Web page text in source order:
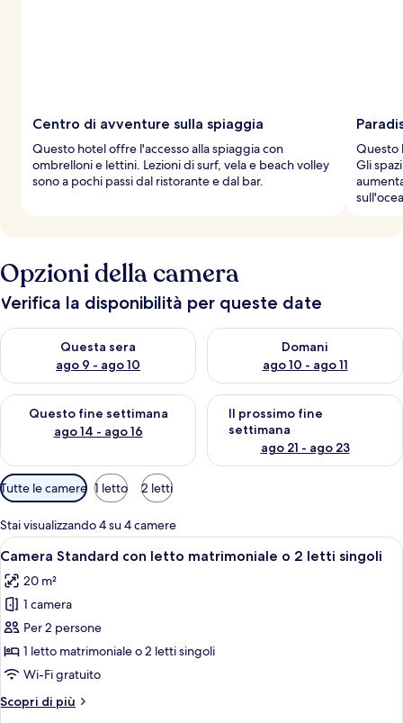
Centro di avventure sulla spiaggia
Questo hotel offre l'accesso alla spiaggia con
ombrelloni e lettini. Lezioni di surf, vela e beach volley
sono a pochi passi dal ristorante e dal bar.
Questo
Gli
Opzioni della camera
Verifica la disponibilità per queste date
Questa sera
ago 9 - ago 10
Verifica la disponibilità per questa sera, ago 9 - ago 10
Domani
ago 10 - ago 11
Verifica la disponibilità per
Questo fine settimana
ago 14 - ago 16
Verifica la disponibilità per questo fine settimana, ago 14 -
Il prossimo fine
settimana
ago 21 - ago 23
Verifica la disponibilità per il
Filtri
disponibili
per
le
camere
Tutte le camere 1 letto 2 letti
Stai visualizzando 4 su 4 camere
Apri
tutte
le
foto
per
Camera
Standard
letto
Una camera d'albergo moderna con
10
Camera Standard con letto matrimoniale o 2 letti singoli
20 m²
1 camera
Per 2 persone
1 letto matrimoniale o 2 letti singoli
Wi-Fi gratuito
Scopri di più
Altri